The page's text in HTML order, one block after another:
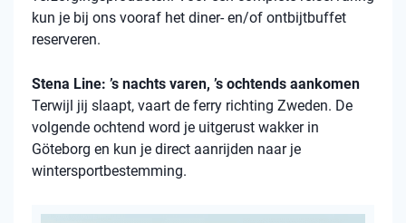
kun je bij ons vooraf het diner- en/of ontbijtbuffet
reserveren.
Stena Line: ’s nachts varen, ’s ochtends aankomen
Terwijl jij slaapt, vaart de ferry richting Zweden. De
volgende ochtend word je uitgerust wakker in
Göteborg en kun je direct aanrijden naar je
wintersportbestemming.